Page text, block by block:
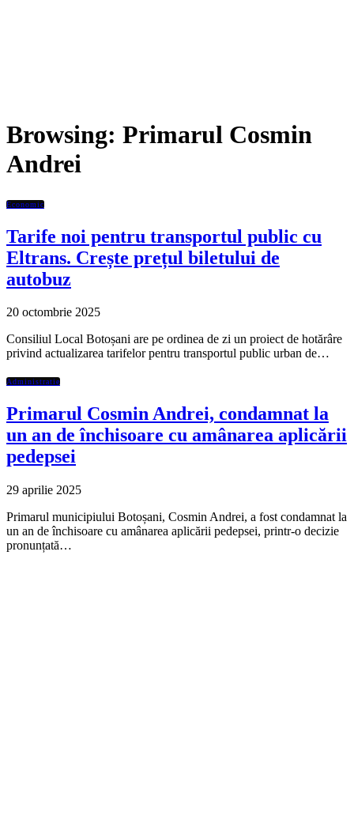
Browsing: Primarul Cosmin
Andrei
Economic
Tarife noi pentru transportul public cu
Eltrans. Crește prețul biletului de
autobuz
20 octombrie 2025
Consiliul Local Botoșani are pe ordinea de zi un proiect de hotărâre
privind actualizarea tarifelor pentru transportul public urban de…
Administratie
Primarul Cosmin Andrei, condamnat la
un an de închisoare cu amânarea aplicării
pedepsei
29 aprilie 2025
Primarul municipiului Botoșani, Cosmin Andrei, a fost condamnat la
un an de închisoare cu amânarea aplicării pedepsei, printr-o decizie
pronunțată…